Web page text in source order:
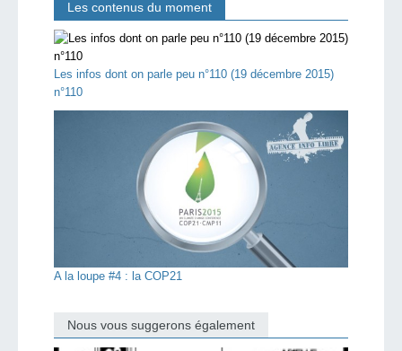
Les contenus du moment
Les infos dont on parle peu n°110 (19 décembre 2015)
n°110
A la loupe #4 : la COP21
Nous vous suggerons également